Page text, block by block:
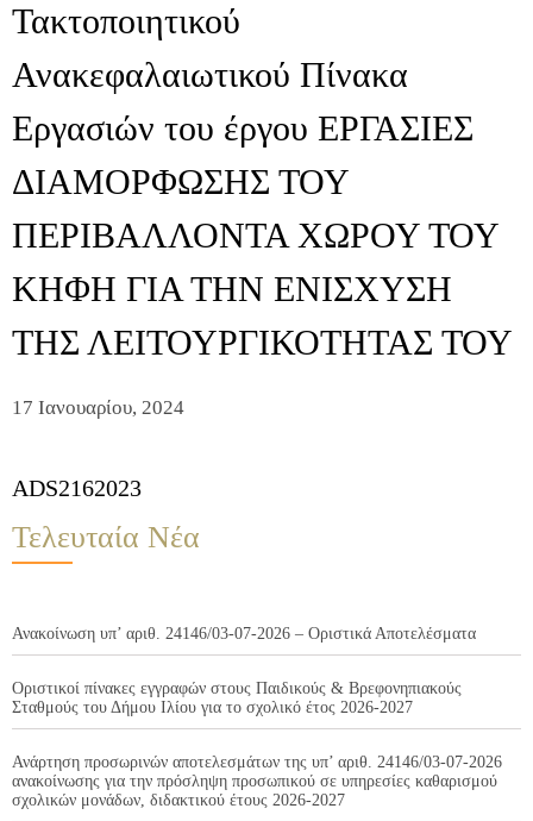
Τακτοποιητικού
Ανακεφαλαιωτικού Πίνακα
Εργασιών του έργου ΕΡΓΑΣΙΕΣ
ΔΙΑΜΟΡΦΩΣΗΣ ΤΟΥ
ΠΕΡΙΒΑΛΛΟΝΤΑ ΧΩΡΟΥ ΤΟΥ
ΚΗΦΗ ΓΙΑ ΤΗΝ ΕΝΙΣΧΥΣΗ
ΤΗΣ ΛΕΙΤΟΥΡΓΙΚΟΤΗΤΑΣ ΤΟΥ
17 Ιανουαρίου, 2024
ADS2162023
Τελευταία Νέα
Ανακοίνωση υπ’ αριθ. 24146/03-07-2026 – Οριστικά Αποτελέσματα
Οριστικοί πίνακες εγγραφών στους Παιδικούς & Βρεφονηπιακούς
Σταθμούς του Δήμου Ιλίου για το σχολικό έτος 2026-2027
Ανάρτηση προσωρινών αποτελεσμάτων της υπ’ αριθ. 24146/03-07-2026
ανακοίνωσης για την πρόσληψη προσωπικού σε υπηρεσίες καθαρισμού
σχολικών μονάδων, διδακτικού έτους 2026-2027